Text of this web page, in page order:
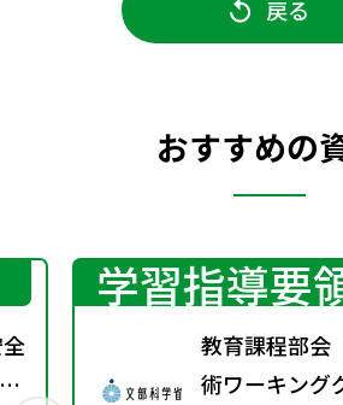
戻る
おすすめの
学習指導要
教育課程部
術ワーキング